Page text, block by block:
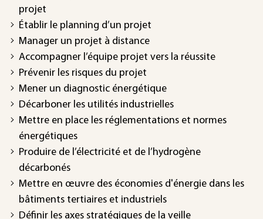
projet
Établir le planning d’un projet
Manager un projet à distance
Accompagner l’équipe projet vers la réussite
Prévenir les risques du projet
Mener un diagnostic énergétique
Décarboner les utilités industrielles
Mettre en place les réglementations et normes
énergétiques
Produire de l’électricité et de l’hydrogène
décarbonés
Mettre en œuvre des économies d'énergie dans les
bâtiments tertiaires et industriels
Définir les axes stratégiques de la veille